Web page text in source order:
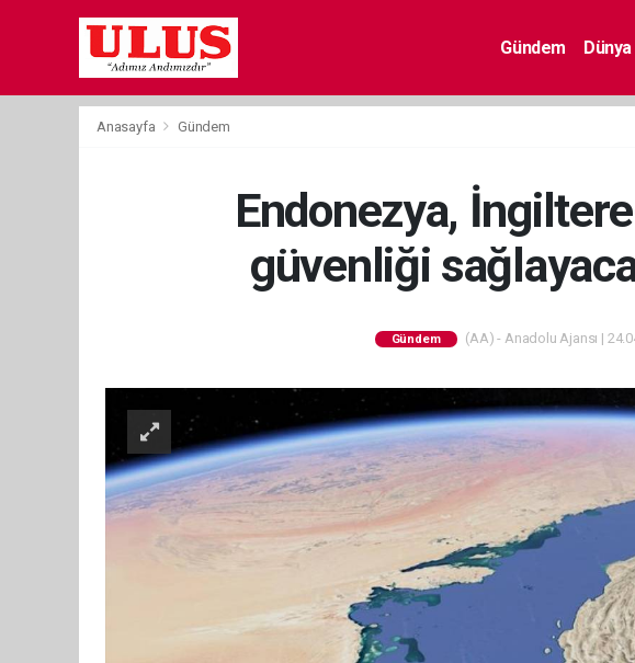
Gündem Dünya
Anasayfa Gündem
Endonezya,
güvenliği
Gündem (AA) - Anadolu Ajansı |